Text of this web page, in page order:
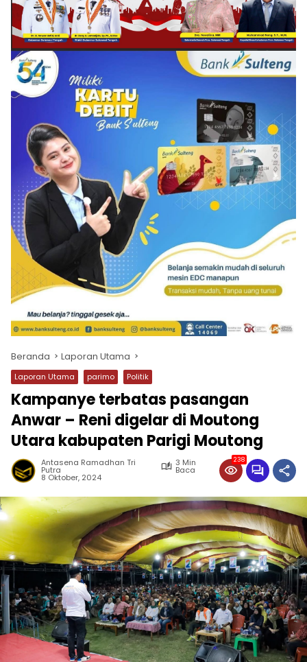
Beranda Laporan Utama
Laporan Utama parimo Politik
Kampanye terbatas pasangan
Anwar – Reni digelar di Moutong
Utara kabupaten Parigi Moutong
Antasena Ramadhan Tri
Putra
3 Min
Baca
8 Oktober, 2024
238